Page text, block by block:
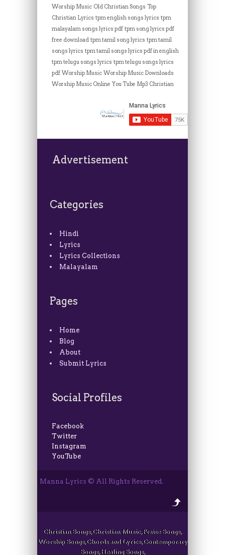
Worship Music Old Christian Songs Top
Christian Lyrics tpm english songs lyrics tpm
malayalam songs lyrics pdf tpm song lyrics pdf
free download tpm tamil song lyrics tpm tamil
songs lyrics tpm tamil songs lyrics pdf in english
tpm telugu songs lyrics tpm telugu songs lyrics
pdf Worship Music Worship Music Downloads
Worship Music Online You Tube Mp3 Christian
Advertisement
Categories
Hindi
Lyrics
Lyrics Collections
Malayalam
Pages
Home
Blog
About
Submit Lyrics
Social Profiles
Facebook
Twitter
Instagram
YouTube
Manna Lyrics © All Rights Reserved.
Christian Songs, Christian Music, Praise Songs,
Worship Songs, Chords and Lyrics, Contemporary
Songs, Healing Songs,